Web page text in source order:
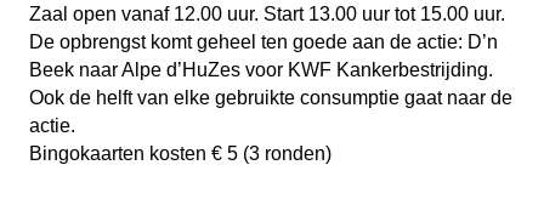
Zaal open vanaf 12.00 uur. Start 13.00 uur tot 15.00 uur.
De opbrengst komt geheel ten goede aan de actie: D’n
Beek naar Alpe d’HuZes voor KWF Kankerbestrijding.
Ook de helft van elke gebruikte consumptie gaat naar de
actie.
Bingokaarten kosten € 5 (3 ronden)